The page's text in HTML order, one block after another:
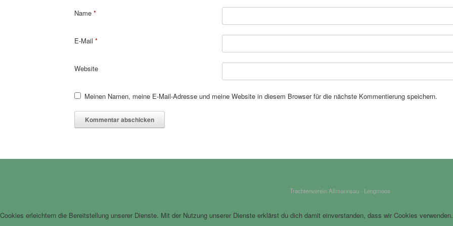
Name *
E-Mail *
Website
Meinen Namen, meine E-Mail-Adresse und meine Website in diesem Browser für die nächste Kommentierung speichern.
Trachtenverein Allmannsau - Lengmoos
Cookies erleichtern die Bereitstellung unserer Dienste. Mit der Nutzung unserer Dienste erklärst du dich damit einverstanden, dass wir Cookies verwenden.